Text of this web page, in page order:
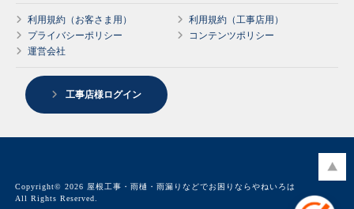
利用規約（お客さま用）
利用規約（工事店用）
プライバシーポリシー
コンテンツポリシー
運営会社
工事店様ログイン
Copyright© 2026 屋根工事・雨樋・雨漏りなどでお困りならやねいろは
All Rights Reserved.